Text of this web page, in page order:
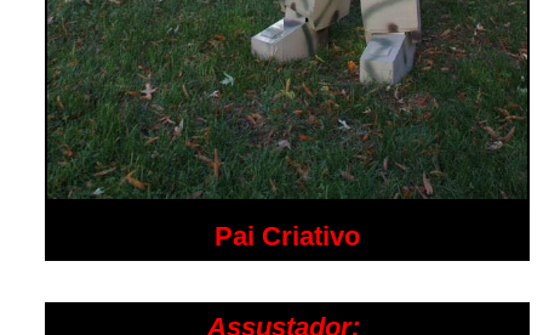
Pai Criativo
Assustador: